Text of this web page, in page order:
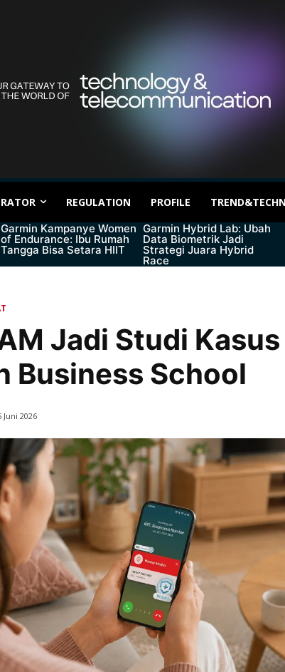
REGULATION PROFILE
Garmin Kampanye Women
of Endurance: Ibu Rumah
Tangga Bisa Setara HIIT
Garmin Hybrid Lab: Ubah
Data Biometrik Jadi
Strategi Juara Hybrid
Race
Jadi Studi
Business School
Juni 2026